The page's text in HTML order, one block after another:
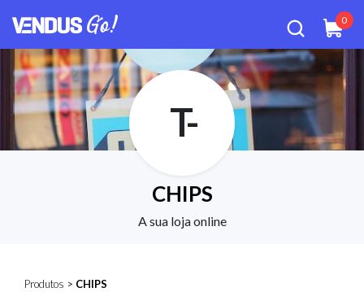
0
T-
CHIPS
A sua loja online
Produtos > CHIPS